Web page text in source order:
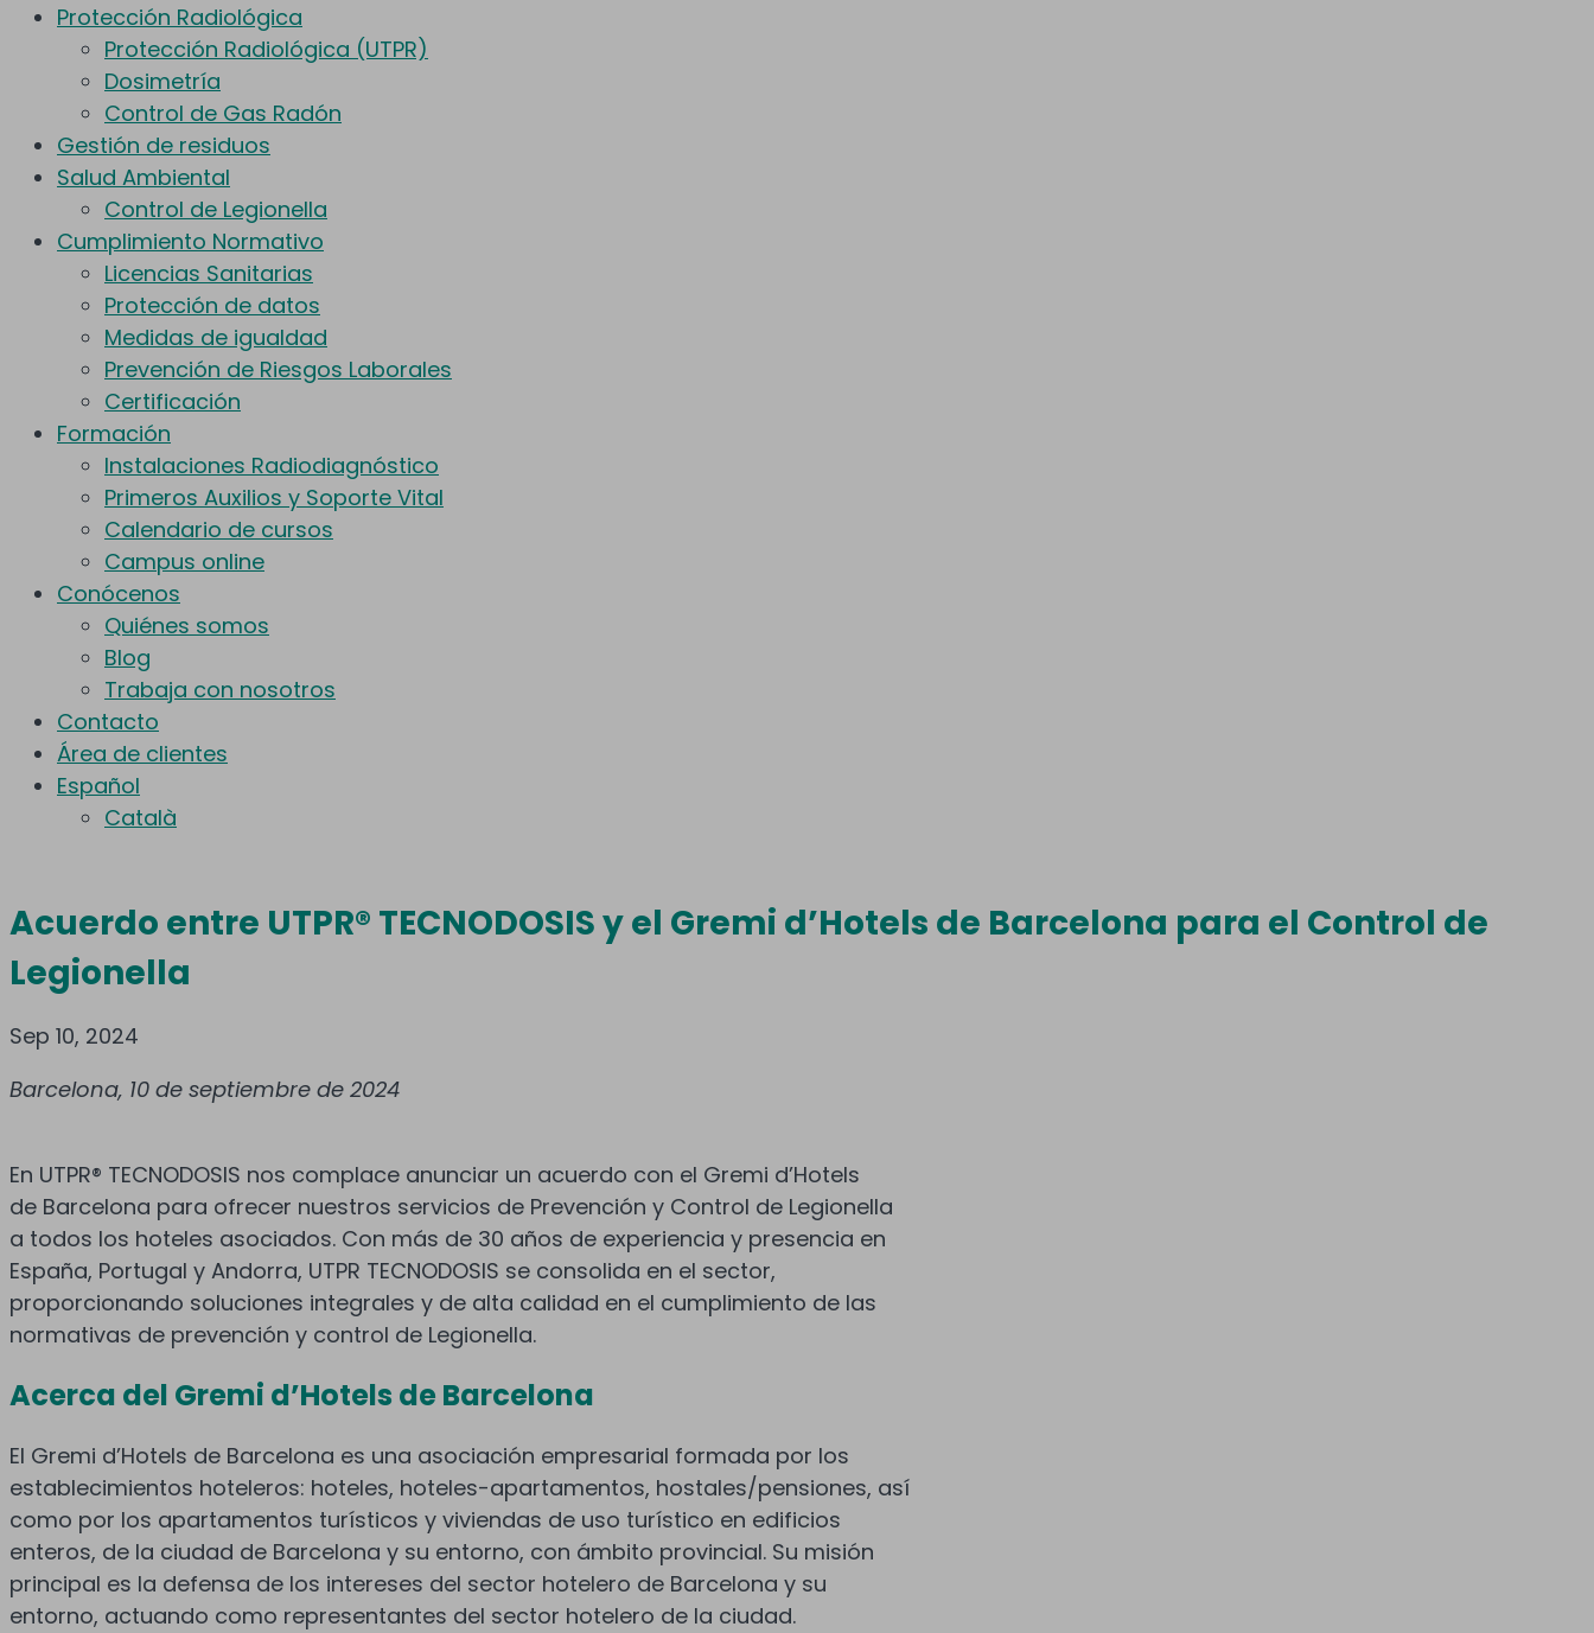
Protección Radiológica
Protección Radiológica (UTPR)
Dosimetría
Control de Gas Radón
Gestión de residuos
Salud Ambiental
Control de Legionella
Cumplimiento Normativo
Licencias Sanitarias
Protección de datos
Medidas de igualdad
Prevención de Riesgos Laborales
Certificación
Formación
Instalaciones Radiodiagnóstico
Primeros Auxilios y Soporte Vital
Calendario de cursos
Campus online
Conócenos
Quiénes somos
Blog
Trabaja con nosotros
Contacto
Área de clientes
Español
Català
Acuerdo entre UTPR® TECNODOSIS y el Gremi d’Hotels de Barcelona para el Control de
Legionella
Sep 10, 2024
Barcelona, 10 de septiembre de 2024
En UTPR® TECNODOSIS nos complace anunciar un acuerdo con el Gremi d’Hotels
de Barcelona para ofrecer nuestros servicios de Prevención y Control de Legionella
a todos los hoteles asociados. Con más de 30 años de experiencia y presencia en
España, Portugal y Andorra, UTPR TECNODOSIS se consolida en el sector,
proporcionando soluciones integrales y de alta calidad en el cumplimiento de las
normativas de prevención y control de Legionella.
Acerca del Gremi d’Hotels de Barcelona
El Gremi d’Hotels de Barcelona es una asociación empresarial formada por los
establecimientos hoteleros: hoteles, hoteles-apartamentos, hostales/pensiones, así
como por los apartamentos turísticos y viviendas de uso turístico en edificios
enteros, de la ciudad de Barcelona y su entorno, con ámbito provincial. Su misión
principal es la defensa de los intereses del sector hotelero de Barcelona y su
entorno, actuando como representantes del sector hotelero de la ciudad.